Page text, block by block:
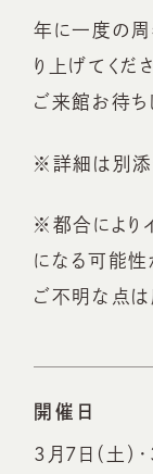
年に一度の周
り上げてくださ
ご来館お待ち
※詳細は別添
※都合により
になる可能性
ご不明な点は
開催日
3月7日（土）